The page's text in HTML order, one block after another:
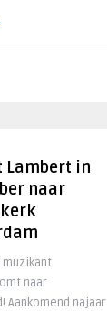
Lambert in
naar
muzikant
naar
Aankomend najaar